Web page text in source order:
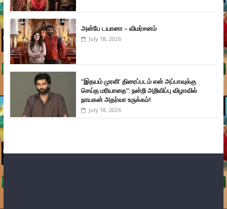
அன்பே டயானா – விமர்சனம்
July 18, 2026
”இதயம் முரளி’ திரைப்படம் என் அப்பாவுக்கு
செய்த மரியாதை”: நன்றி அறிவிப்பு விழாவில்
நாயகன் அதர்வா உருக்கம்!
July 18, 2026